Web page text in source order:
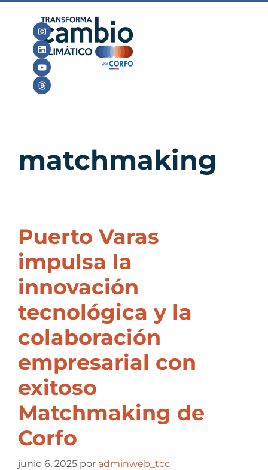
matchmaking
Puerto Varas
impulsa la
innovación
tecnológica y la
colaboración
empresarial con
exitoso
Matchmaking de
Corfo
junio 6, 2025 por adminweb_tcc